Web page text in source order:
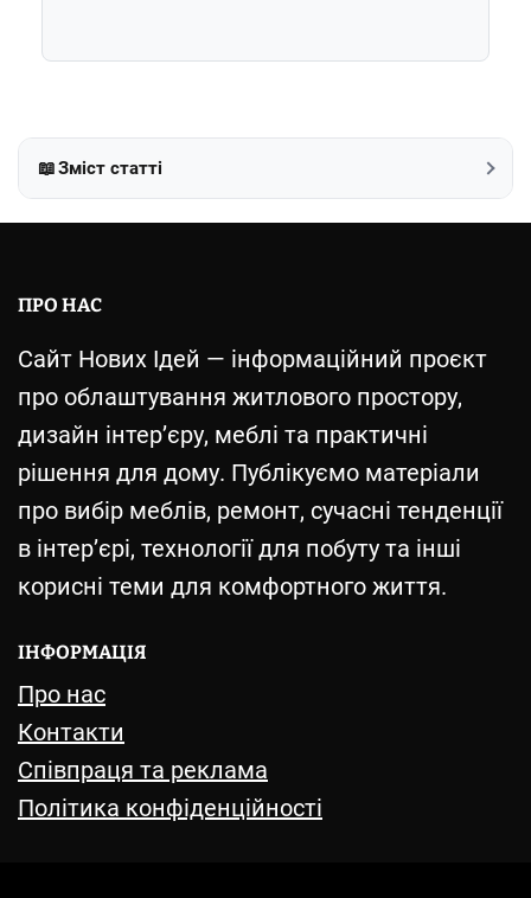
📖Зміст статті
ПРО НАС
Сайт Нових Ідей — інформаційний проєкт
про облаштування житлового простору,
дизайн інтер’єру, меблі та практичні
рішення для дому. Публікуємо матеріали
про вибір меблів, ремонт, сучасні тенденції
в інтер’єрі, технології для побуту та інші
корисні теми для комфортного життя.
ІНФОРМАЦІЯ
Про нас
Контакти
Співпраця та реклама
Політика конфіденційності